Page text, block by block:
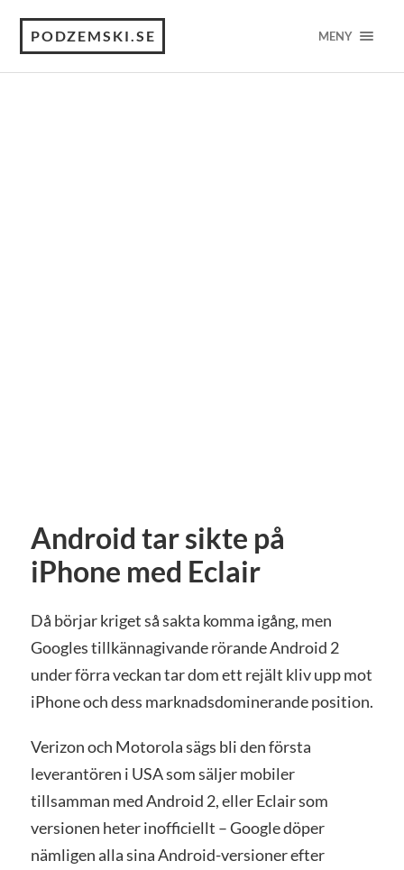
PODZEMSKI.SE MENY
Android tar sikte på
iPhone med Eclair
Då börjar kriget så sakta komma igång, men
Googles tillkännagivande rörande Android 2
under förra veckan tar dom ett rejält kliv upp mot
iPhone och dess marknadsdominerande position.
Verizon och Motorola sägs bli den första
leverantören i USA som säljer mobiler
tillsamman med Android 2, eller Eclair som
versionen heter inofficiellt – Google döper
nämligen alla sina Android-versioner efter